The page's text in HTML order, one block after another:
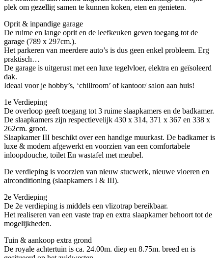
plek om gezellig samen te kunnen koken, eten en genieten.
Oprit & inpandige garage
De ruime en lange oprit en de leefkeuken geven toegang tot de
garage (789 x 297cm.).
Het parkeren van meerdere auto’s is dus geen enkel probleem. Erg
praktisch…
De garage is uitgerust met een luxe tegelvloer, elektra en geïsoleerd
dak.
Ideaal voor je hobby’s, ‘chillroom’ of kantoor/ salon aan huis!
1e Verdieping
De overloop geeft toegang tot 3 ruime slaapkamers en de badkamer.
De slaapkamers zijn respectievelijk 430 x 314, 371 x 367 en 338 x
262cm. groot.
Slaapkamer III beschikt over een handige muurkast. De badkamer is
luxe & modern afgewerkt en voorzien van een comfortabele
inloopdouche, toilet En wastafel met meubel.
De verdieping is voorzien van nieuw stucwerk, nieuwe vloeren en
airconditioning (slaapkamers I & III).
2e Verdieping
De 2e verdieping is middels een vlizotrap bereikbaar.
Het realiseren van een vaste trap en extra slaapkamer behoort tot de
mogelijkheden.
Tuin & aankoop extra grond
De royale achtertuin is ca. 24.00m. diep en 8.75m. breed en is